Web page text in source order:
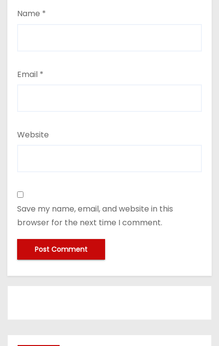
Name *
Email *
Website
Save my name, email, and website in this
browser for the next time I comment.